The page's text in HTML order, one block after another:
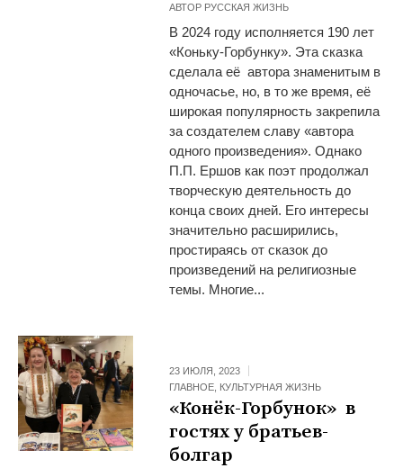
АВТОР РУССКАЯ ЖИЗНЬ
В 2024 году исполняется 190 лет
«Коньку-Горбунку». Эта сказка
сделала её автора знаменитым в
одночасье, но, в то же время, её
широкая популярность закрепила
за создателем славу «автора
одного произведения». Однако
П.П. Ершов как поэт продолжал
творческую деятельность до
конца своих дней. Его интересы
значительно расширились,
простираясь от сказок до
произведений на религиозные
темы. Многие...
23 ИЮЛЯ, 2023
ГЛАВНОЕ КУЛЬТУРНАЯ ЖИЗНЬ
«Конёк-Горбунок» в
гостях у братьев-
болгар